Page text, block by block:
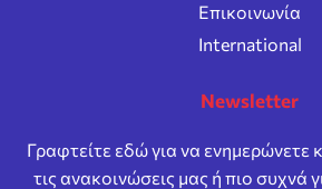
Επικοινωνία
International
Newsletter
Γραφτείτε εδώ για να ενημερώνετε
τις ανακοινώσεις μας ή πιο συχνά